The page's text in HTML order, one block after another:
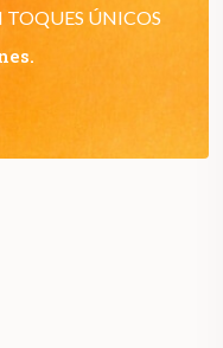
TOQUES ÚNICOS